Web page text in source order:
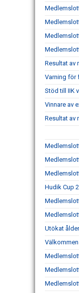
Resultat av
Varning för
Stöd till IIK
Vinnare av
Resultat av
Hudik Cup
Utökat